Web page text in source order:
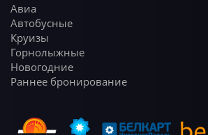
Авиа
Автобусные
Круизы
Горнолыжные
Новогодние
Раннее бронирование